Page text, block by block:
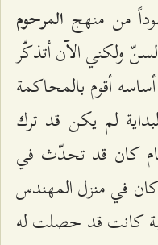
من منهج المرحوم
ولكني الآن أتذكّر
أقوم بالمحاكمة
لم يكن قد ترك
كان قد تحدّث في
في منزل المهندس
كانت قد حصلت له